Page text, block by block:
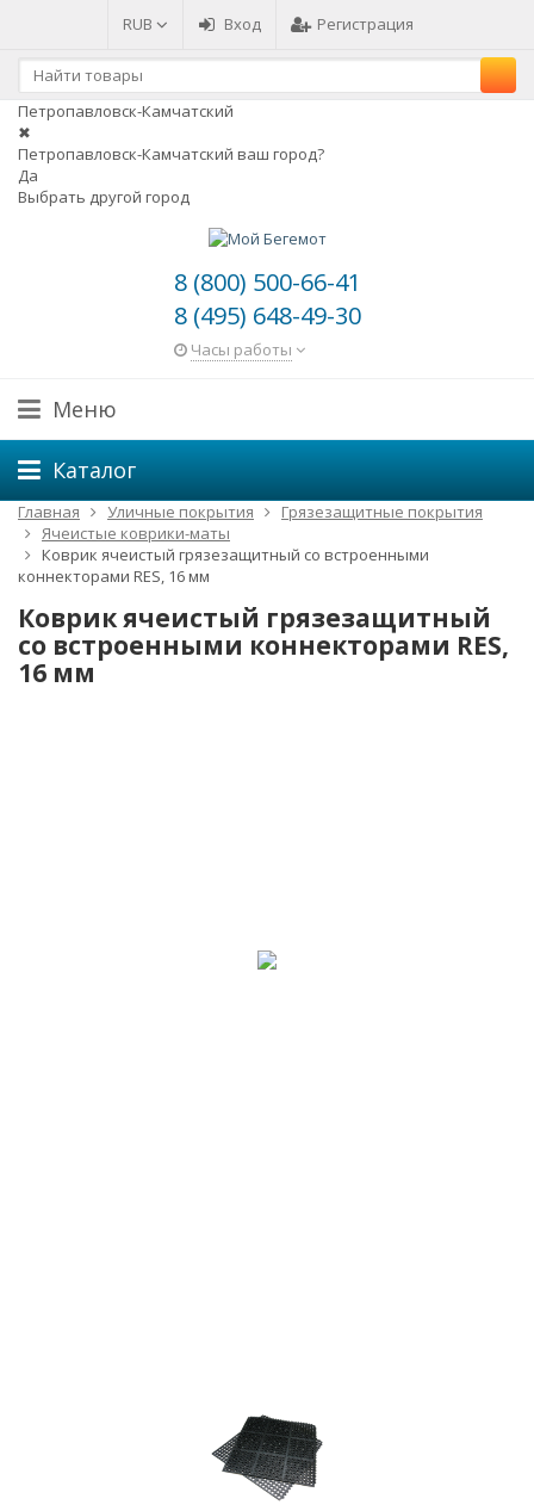
RUB Вход Регистрация
Петропавловск-Камчатский
✖
Петропавловск-Камчатский ваш город?
Да
Выбрать другой город
8 (800) 500-66-41
8 (495) 648-49-30
Часы работы
Меню
Каталог
Главная Уличные покрытия
Грязезащитные покрытия
Ячеистые коврики-маты
Коврик ячеистый грязезащитный со встроенными
коннекторами RES, 16 мм
Коврик ячеистый грязезащитный
со встроенными коннекторами RES,
16 мм